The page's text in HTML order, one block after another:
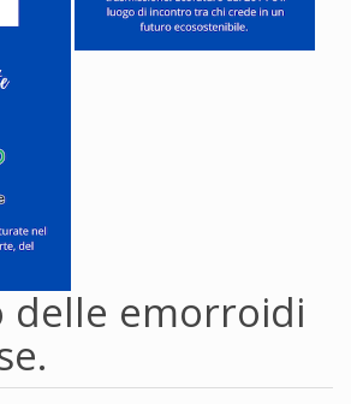
delle emorroidi